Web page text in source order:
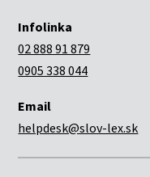
Infolinka
02 888 91 879
0905 338 044
Email
helpdesk@slov-lex.sk